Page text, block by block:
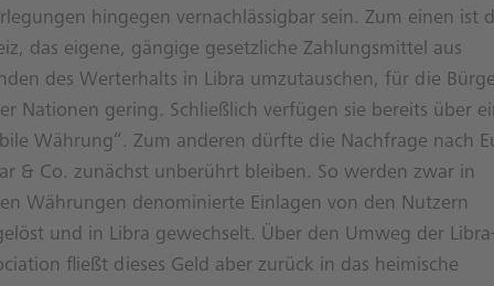
hingegen vernachlässigbar sein. Zum einen ist
das eigene, gängige gesetzliche Zahlungsmittel aus
des Werterhalts in Libra umzutauschen, für die
Nationen gering. Schließlich verfügen sie bereits über
Währung“. Zum anderen dürfte die Nachfrage nach
& Co. zunächst unberührt bleiben. So werden zwar in
Währungen denominierte Einlagen von den Nutzern
und in Libra gewechselt. Über den Umweg der
fließt dieses Geld aber zurück in das heimische